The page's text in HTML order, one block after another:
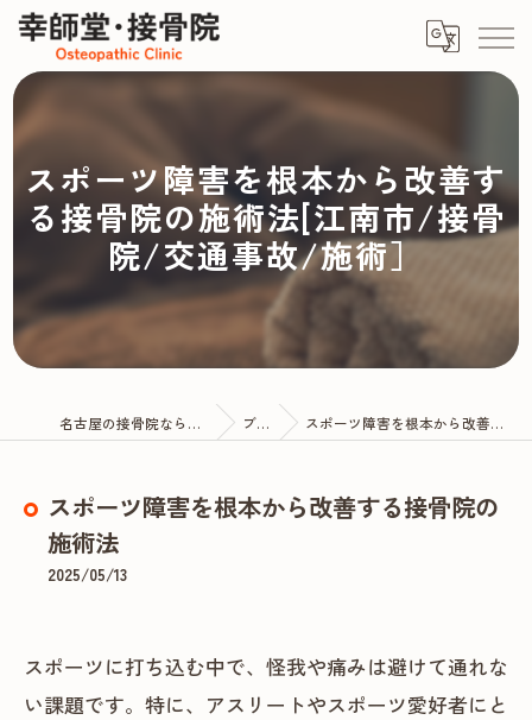
スポーツ障害を根本から改善す
る接骨院の施術法[江南市/接骨
院/交通事故/施術］
名古屋の接骨院なら幸師堂・接骨院 ブログ スポーツ障害を根本から改善する接骨院の施術法
スポーツ障害を根本から改善する接骨院の
施術法
2025/05/13
スポーツに打ち込む中で、怪我や痛みは避けて通れな
い課題です。特に、アスリートやスポーツ愛好者にと